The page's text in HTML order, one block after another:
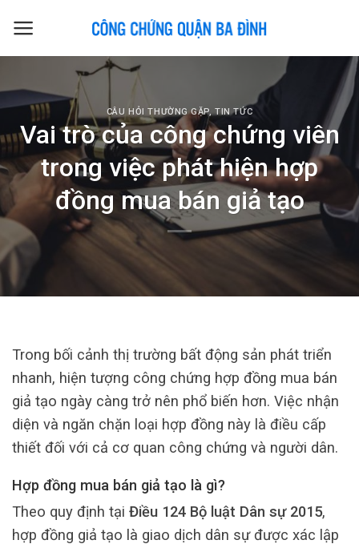
CÂU HỎI THƯỜNG GẶP,TIN TỨC
Vai trò của công chứng viên
trong việc phát hiện hợp
đồng mua bán giả tạo
Trong bối cảnh thị trường bất động sản phát triển
nhanh, hiện tượng công chứng hợp đồng mua bán
giả tạo ngày càng trở nên phổ biến hơn. Việc nhận
diện và ngăn chặn loại hợp đồng này là điều cấp
thiết đối với cả cơ quan công chứng và người dân.
Hợp đồng mua bán giả tạo là gì?
Theo quy định tại Điều 124 Bộ luật Dân sự 2015,
hợp đồng giả tạo là giao dịch dân sự được xác lập